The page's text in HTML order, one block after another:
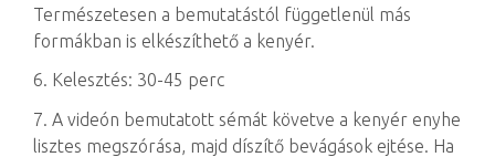
Természetesen a bemutatástól függetlenül más
formákban is elkészíthető a kenyér.
6. Kelesztés: 30-45 perc
7. A videón bemutatott sémát követve a kenyér enyhe
lisztes megszórása, majd díszítő bevágások ejtése. Ha